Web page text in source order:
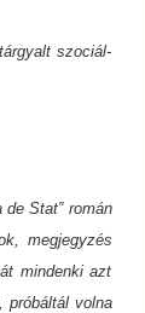
szociál-
Stat” román
megjegyzés
mindenki azt
volna